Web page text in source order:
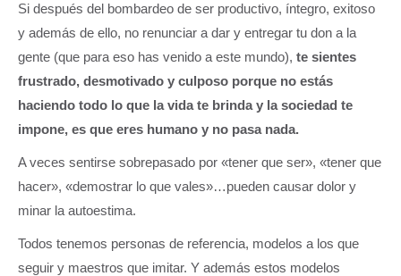
Si después del bombardeo de ser productivo, íntegro, exitoso
y además de ello, no renunciar a dar y entregar tu don a la
gente (que para eso has venido a este mundo), te sientes
frustrado, desmotivado y culposo porque no estás
haciendo todo lo que la vida te brinda y la sociedad te
impone, es que eres humano y no pasa nada.
A veces sentirse sobrepasado por «tener que ser», «tener que
hacer», «demostrar lo que vales»…pueden causar dolor y
minar la autoestima.
Todos tenemos personas de referencia, modelos a los que
seguir y maestros que imitar. Y además estos modelos